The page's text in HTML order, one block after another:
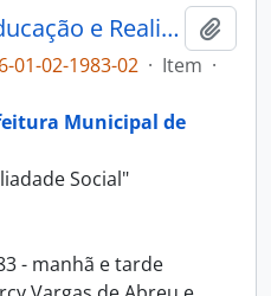
Áudio da palestra: Educação e Realidade Social - I Simpósio Municipal de Educação - 1983
01-02-1983-02 · Item ·
Municipal de
Social"
- manhã e tarde